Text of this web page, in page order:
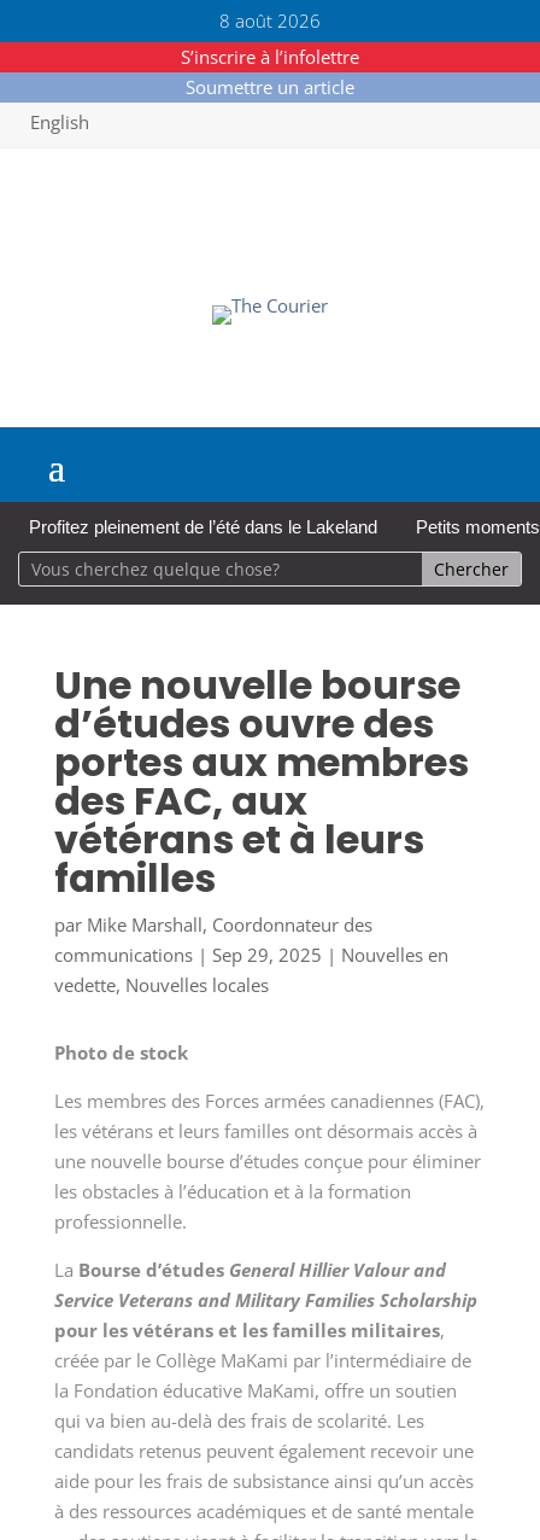
8 août 2026
S’inscrire à l’infolettre
Soumettre un article
English
Profitez pleinement de l’été dans le Lakeland Petits
Une nouvelle bourse
d’études ouvre des
portes aux membres
des FAC, aux
vétérans et à leurs
familles
par Mike Marshall, Coordonnateur des
communications| Sep 29, 2025 | Nouvelles en
vedette, Nouvelles locales
Photo de stock
Les membres des Forces armées canadiennes (FAC),
les vétérans et leurs familles ont désormais accès à
une nouvelle bourse d’études conçue pour éliminer
les obstacles à l’éducation et à la formation
professionnelle.
La Bourse d’études General Hillier Valour and
Service Veterans and Military Families Scholarship
pour les vétérans et les familles militaires,
créée par le Collège MaKami par l’intermédiaire de
la Fondation éducative MaKami, offre un soutien
qui va bien au-delà des frais de scolarité. Les
candidats retenus peuvent également recevoir une
aide pour les frais de subsistance ainsi qu’un accès
à des ressources académiques et de santé mentale